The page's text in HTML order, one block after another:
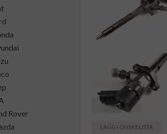
Rover
LÄGG I ÖNSKELISTA